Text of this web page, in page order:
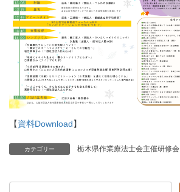
【資料Download】
カテゴリー 栃木県作業療法士会主催研修会